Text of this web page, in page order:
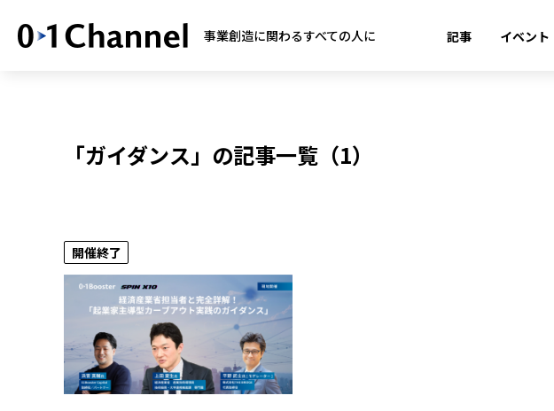
事業創造に関わるすべての人に 記事 イベント
「ガイダンス」の記事一覧（1）
開催終了